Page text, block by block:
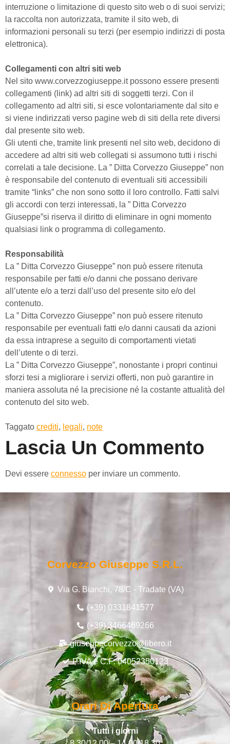
interruzione o limitazione di questo sito web o di suoi servizi;
la raccolta non autorizzata, tramite il sito web, di
informazioni personali su terzi (per esempio indirizzi di posta
elettronica).
Collegamenti con altri siti web
Nel sito www.corvezzogiuseppe.it possono essere presenti
collegamenti (link) ad altri siti di soggetti terzi. Con il
collegamento ad altri siti, si esce volontariamente dal sito e
si viene indirizzati verso pagine web di siti della rete diversi
dal presente sito web.
Gli utenti che, tramite link presenti nel sito web, decidono di
accedere ad altri siti web collegati si assumono tutti i rischi
correlati a tale decisione. La ” Ditta Corvezzo Giuseppe” non
è responsabile del contenuto di eventuali siti accessibili
tramite “links” che non sono sotto il loro controllo. Fatti salvi
gli accordi con terzi interessati, la ” Ditta Corvezzo
Giuseppe”si riserva il diritto di eliminare in ogni momento
qualsiasi link o programma di collegamento.
Responsabilità
La ” Ditta Corvezzo Giuseppe” non può essere ritenuta
responsabile per fatti e/o danni che possano derivare
all’utente e/o a terzi dall’uso del presente sito e/o del
contenuto.
La ” Ditta Corvezzo Giuseppe” non può essere ritenuto
responsabile per eventuali fatti e/o danni causati da azioni
da essa intraprese a seguito di comportamenti vietati
dell’utente o di terzi.
La ” Ditta Corvezzo Giuseppe”, nonostante i propri continui
sforzi tesi a migliorare i servizi offerti, non può garantire in
maniera assoluta né la precisione né la costante attualità del
contenuto del sito web.
Taggato crediti, legali, note
Lascia Un Commento
Devi essere connesso per inviare un commento.
Corvezzo Giuseppe S.r.l.
Via G. Bianchi, 78/C - Tradate (VA)
(+39) 0331841577
(+39) 3466469266
giuseppecorvezzo@libero.it
P.IVA e C.F: 04052350123
Orari Di Apertura
Tutti i giorni